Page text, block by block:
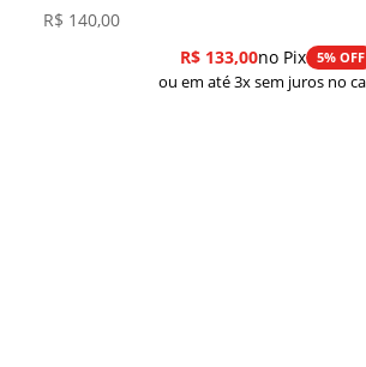
R$ 140,00
R$133,00no Pix 5% OFF
ou em até 3x sem juros no